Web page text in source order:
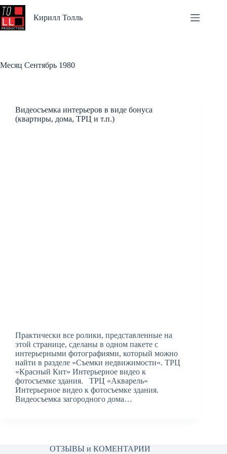
Перейти
к
Кирилл Толль
Месяц Сентябрь 1980
Видеосъемка интерьеров в виде бонуса
(квартиры, дома, ТРЦ и т.п.)
Практически все ролики, представленные на
этой странице, сделаны в одном пакете с
интерьерными фотографиями, который можно
найти в разделе «Съемки недвижимости«. ТРЦ
«Красный Кит» Интерьерное видео к
фотосъемке здания. ТРЦ «Акварель»
Интерьерное видео к фотосъемке здания.
Видеосъемка загородного дома…
ОТЗЫВЫ и КОМЕНТАРИИ